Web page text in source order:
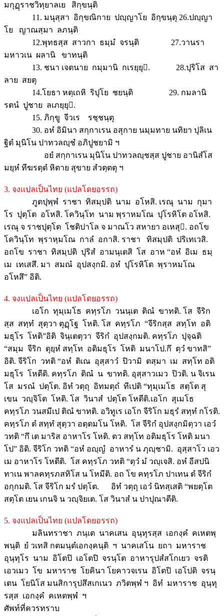
มกุฏฺราชวิทฺยาลเย สิกฺขนฺติ
11. มนุสฺสา อิกฺขณิกาย ปญฺญาโย อิกฺขนฺตุ 26.ปญฺญา
โย ญาณสฺมา ลภนฺติ
12.พุทธสฺส สาวกา ธมฺมํ จรนฺติ 27.วานรา
มหาวเน ผลานิ ขาทนฺติ
13. ชนา เจตนาย กมฺมานิ กเรยฺยุ. 28.ปุริโส สา
ลาย สยตุ
14.โยธา หตฺเถหิ ริปุโย ชยนฺติ 29. กมลานิ
รตนํ ปูชาย ลเภยฺยุ.
15. ภิกฺขู จีวเร รชฺชนฺตุ
30. อหํ อิมินา สกฺกาเรน อสุกาย นมฺมทาย นทิยา ปุลิเน
ฐิตํ มุนิโน ปาทวลญฺชํ อภิปูชยามิ ฯ
อยํ สกฺกาเรน มุนิโน ปาทวลญฺชสฺส ปูชาย อานิสํโส
มยฺหํ ทีฆรตฺตํ หิตาย สุขาย สํวตฺตตุ ฯ
3. จงแปลเป็นไทย (แปลโดยอรรถ)
ภูตปุพฺพํ ราชา ทิสมฺปติ นาม อโหสิ. เรณุ นาม กุมา
โร ปุตฺโต อโหสิ. โควินฺโท นาม พฺราหมโณ ปุโรหิโต อโหสิ.
เรณุ จ ราชปุตฺโต โชติปาโล จ มาณโว สหายา อเหสุ. อถโข
โควินฺโท พฺราหฺมโณ กาลํ อกาสิ. ราชา ทิสมฺปติ ปริเทเวสิ.
อถโข ราชา ทิสมฺปติ ปุริสํ อามนฺเตสิ โส อาห “อหํ อิเม ธมฺ
เม เทเสสึ. มา สมณํ อุปสงฺกมิ. อหํ ปุโรหิโต พฺราหมโณ
อโหสึ” อิติ.
4. จงแปลเป็นไทย (แปลโดยอรรถ)
เอโก ทุมฺเมโธ คทฺรโภ วนนฺเต ติณํ ขาทติ. โส จีริก
สฺส สทฺทํ สุตฺวา ตุฏฺโฐ โหติ. โส คทฺรโภ “จีริกสฺส สทฺโท อติ
มธุโร โหติ”อิติ จินฺเตตฺวา จีริกํ อุปสงฺกมติ. คทฺรโภ ปุจฺฉติ
“สมฺม จีริก ตุยฺหํ สทฺโท อติมธุโร โหติ มนาโป.กึ ตฺวํ ขาทสิ”
อิติ. จีริโก วทติ “อหํ ติเณ อุสฺสาวํ ปิวามิ ตสฺมา เม สทฺโท อติ
มธุโร โหตีติ. คทฺรโภ ติณํ น ขาทติ. อุสฺสาวเมว ปิวติ. น จิเรน
โส มรณํ ปตฺโต. อิทํ วตฺถุ อิทมตฺถํ ทีเปติ “ทุมฺเมโธ สตฺโต สุ
เขน วญฺจิโต โหติ. โส วินาสํ ปตฺโต โหตีติ.เอโก สุเมโธ
คทฺรโภ วนสมีเป ติณํ ขาทติ. อวิทูเร เอโก จีริโก มธุรํ สทฺทํ กโรติ.
คทฺรโภ ตํ สทฺทํ สุตฺวา อตฺตมโน โหติ. โส จีริกํ อุปสงฺกมิตฺวา เอวํ
วทติ “กึ เต มาริส อาหาโร โหติ. ตว สทฺโท อติมธุโร โหติ มนา
โป” อิติ. จีริโก วทติ “อหํ อญฺญํ อาหารํ น ภุญฺชามิ. อุสฺสาโว เอว
เม อาหาโร โหตีติ. โส คทฺรโภ วทติ “ตฺวํ มํ วญฺเจสิ. อหํ อีสปนิ
ทาเน พาลคทฺรภสทิโส น โหมีติ. อถ โข คทฺรโภ ปาเทน ตํ จีริกํ
อกฺกมติ. โส จีริโก มรํ ปตฺโต. อิทํ วตฺถุ เอวํ นิทสฺเสติ “พยตฺโต
สตฺโต เยน เกนจิ น วญฺจิยเต. โส วินาสํ น ปาปุณาตีติ.
5. จงแปลเป็นไทย (แปลโดยอรรถ)
มลินทราชา ภนฺเต นาคเสน อุนฺทุรสฺส เอกงฺคํ คเหตพฺ
พนฺติ ยํ วเทสิ กตมนฺตํเอกงฺคนฺติ ฯ นาคเสโน ยถา มหาราช
อุนฺทุโร นาม อิโตปิ เอโตปิ จรนฺโต อาหารุปสํสโกเยว จรติ
เอวเมว โข มหาราช โยคินา โยคาวจเรน อิโตปิ เอโปติ จรนฺ
เตน โยนิโส มนสิการุปสึสเกเนว ภวิตพฺพํ ฯ อิทํ มหาราช อุนฺทุ
รสฺส เอกงฺคํ คเหตพฺพํ ฯ
ศัพท์ที่ควรทราบ